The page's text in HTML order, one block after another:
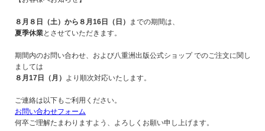
８月８日（土）から８月16日（日）
までの期間は、
夏季休業とさせていただきます。
期間内のお問い合わせ、および八重洲出版公式ショップ でのご注文に関し
ましては
８月17日（月）
より順次対応いたします。
ご連絡は以下もご利用ください。
お問い合わせフォーム
何卒ご理解たまわりますよう、よろしくお願い申し上げます。